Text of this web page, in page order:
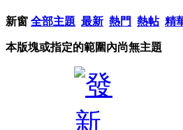
新窗 全部主題 最新 熱門 熱帖 精
本版塊或指定的範圍內尚無主題